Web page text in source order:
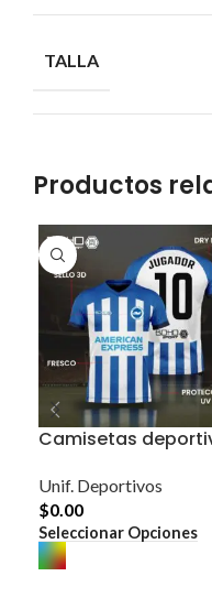
TALLA
Productos
Camisetas
Unif. Deportivos
$0.00
Seleccionar Opciones